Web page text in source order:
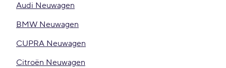
Audi Neuwagen
BMW Neuwagen
CUPRA Neuwagen
Citroën Neuwagen